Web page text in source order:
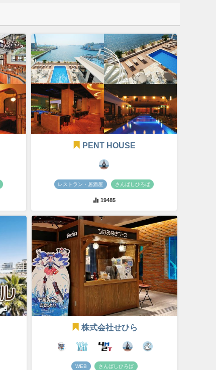
PENT HOUSE
レストラン・居酒屋 さんばしひろば
19485
株式会社せひら
WEB さんばしひろば